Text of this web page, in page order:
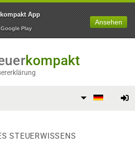
App
Play
Ansehen
kompakt
STEUERWISSENS